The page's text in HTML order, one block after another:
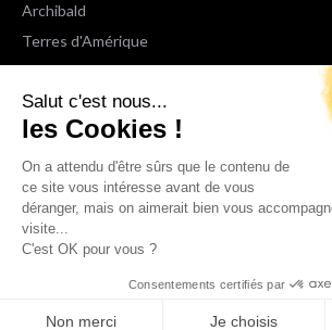
Salut c'est nous...
les Cookies !
On a attendu d'être sûrs que le contenu de
ce site vous intéresse avant de vous
déranger, mais on aimerait bien vous
visite...
C'est OK pour vous ?
Consentements certifiés par
Non merci Je choisis
Archibald
Terres d'Amérique
Espaces Libres Poche
NOX
Wiz
Voir toutes les collections
Nous suivre